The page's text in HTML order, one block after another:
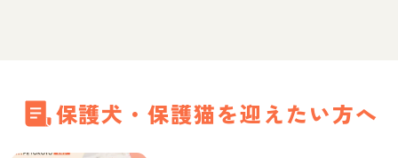
保護犬・保護猫を迎えたい方へ